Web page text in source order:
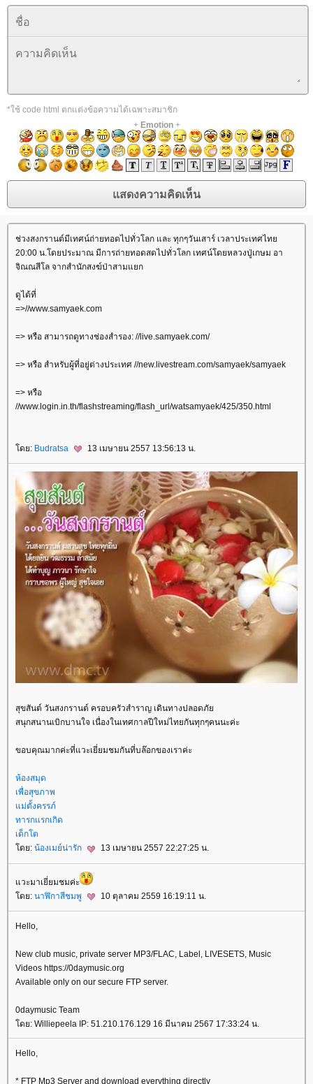
*ใช้ code html ตกแต่งข้อความได้เฉพาะสมาชิก
+ Emotion+
ช่วงสงกรานต์มีเทศน์ถ่ายทอดไปทั่วโลก และ ทุกๆวันเสาร์ เวลาประเทศไท
20:00 น.โดยประมาณ มีการถ่ายทอดสดไปทั่วโลก เทศน์โดยหลวงปู่เกษม อา
จิณณสีโล จากสำนักสงฆ์ป่าสามแยก
ดูได้ที่
=>//www.samyaek.com
=> หรือ สามารถดูทางช่องสำรอง: //live.samyaek.com/
=> หรือ สำหรับผู้ที่อยู่ต่างประเทศ //new.livestream.com/samyaek/samyaek
=> หรือ
//www.login.in.th/flashstreaming/flash_url/watsamyaek/425/350.html
ดย: Budratsa 13 เมษายน 2557 13:56:13 น.
สุขสันต์ วันสงกรานต์ ครอบครัวสำราญ เดินทางปลอดภั
สนุกสนานเบิกบานใจ เนื่องในเทศกาลปีใหม่ไทยกันทุกๆคนนะค่ะ
ขอบคุณมากค่ะที่แวะเยี่ยมชมกันที่บล๊อกของเราค่ะ
ห้องสมุด
เพื่อสุขภาพ
ม่ตั้งครรภ์
ทารกแรกเกิด
เด็กโต
ดย: น้องเมย์น่ารัก 13 เมษายน 2557 22:27:25 น.
วะมาเยี่ยมชมค่ะ
ดย: นาฬิกาสีชมพู 10 ตุลาคม 2559 16:19:11 น.
Hello,
New club music, private server MP3/FLAC, Label, LIVESETS, Music
Videos https://0daymusic.org
Available only on our secure FTP server.
0daymusic Team
ดย: Williepeela IP: 51.210.176.129 16 มีนาคม 2567 17:33:24 น.
Hello,
* FTP Mp3 Server and download everything directly